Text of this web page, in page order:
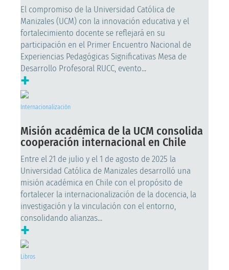
El compromiso de la Universidad Católica de
Manizales (UCM) con la innovación educativa y el
fortalecimiento docente se reflejará en su
participación en el Primer Encuentro Nacional de
Experiencias Pedagógicas Significativas Mesa de
Desarrollo Profesoral RUCC, evento...
+
Internacionalización
Misión académica de la UCM consolida
cooperación internacional en Chile
Entre el 21 de julio y el 1 de agosto de 2025 la
Universidad Católica de Manizales desarrolló una
misión académica en Chile con el propósito de
fortalecer la internacionalización de la docencia, la
investigación y la vinculación con el entorno,
consolidando alianzas...
+
Libros